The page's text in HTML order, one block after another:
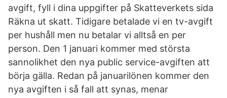
avgift, fyll i dina uppgifter på Skatteverkets sida
Räkna ut skatt. Tidigare betalade vi en tv-avgift
per hushåll men nu betalar vi alltså en per
person. Den 1 januari kommer med största
sannolikhet den nya public service-avgiften att
börja gälla. Redan på januarilönen kommer den
nya avgiften i så fall att synas, menar